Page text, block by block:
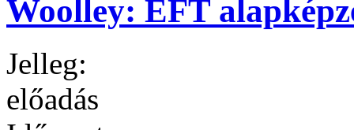
Woolley: EFT
Jelleg:
előadás